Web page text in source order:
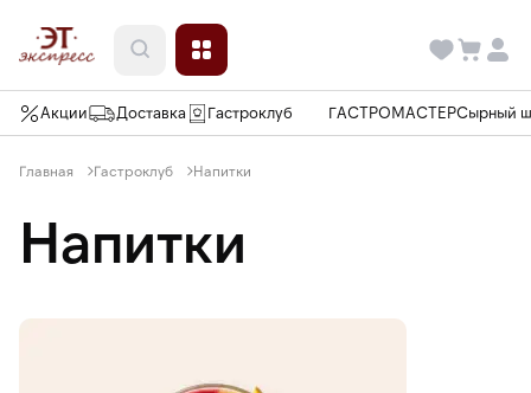
Акции Доставка Гастроклуб ГАСТРОМАСТЕРСырный
Главная Гастроклуб Напитки
Напитки